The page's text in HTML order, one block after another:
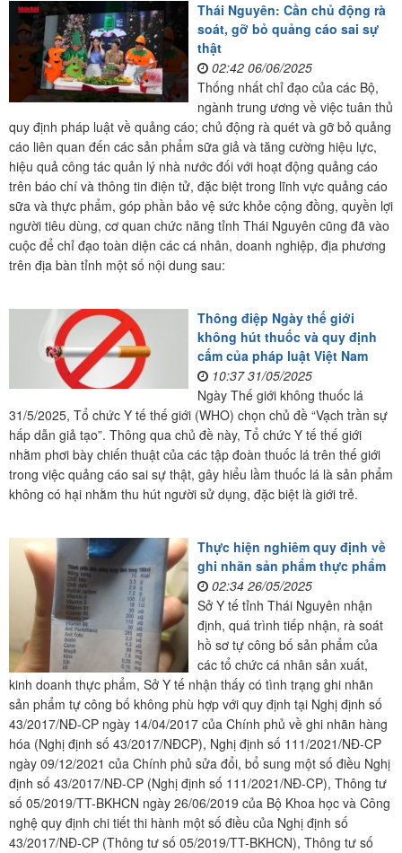
Thái Nguyên: Cần chủ động rà
soát, gỡ bỏ quảng cáo sai sự
thật
02:42 06/06/2025
Thống nhất chỉ đạo của các Bộ,
ngành trung ương về việc tuân thủ
quy định pháp luật về quảng cáo; chủ động rà quét và gỡ bỏ quảng
cáo liên quan đến các sản phẩm sữa giả và tăng cường hiệu lực,
hiệu quả công tác quản lý nhà nước đối với hoạt động quảng cáo
trên báo chí và thông tin điện tử, đặc biệt trong lĩnh vực quảng cáo
sữa và thực phẩm, góp phần bảo vệ sức khỏe cộng đồng, quyền lợi
người tiêu dùng, cơ quan chức năng tỉnh Thái Nguyên cũng đã vào
cuộc để chỉ đạo toàn diện các cá nhân, doanh nghiệp, địa phương
trên địa bàn tỉnh một số nội dung sau:
Thông điệp Ngày thế giới
không hút thuốc và quy định
cấm của pháp luật Việt Nam
10:37 31/05/2025
Ngày Thế giới không thuốc lá
31/5/2025, Tổ chức Y tế thế giới (WHO) chọn chủ đề “Vạch trần sự
hấp dẫn giả tạo”. Thông qua chủ đề này, Tổ chức Y tế thế giới
nhằm phơi bày chiến thuật của các tập đoàn thuốc lá trên thế giới
trong việc quảng cáo sai sự thật, gây hiểu lầm thuốc lá là sản phẩm
không có hại nhằm thu hút người sử dụng, đặc biệt là giới trẻ.
Thực hiện nghiêm quy định về
ghi nhãn sản phẩm thực phẩm
02:34 26/05/2025
Sở Y tế tỉnh Thái Nguyên nhận
định, quá trình tiếp nhận, rà soát
hồ sơ tự công bố sản phẩm của
các tổ chức cá nhân sản xuất,
kinh doanh thực phẩm, Sở Y tế nhận thấy có tình trạng ghi nhãn
sản phẩm tự công bố không phù hợp với quy định tại Nghị định số
43/2017/NĐ-CP ngày 14/04/2017 của Chính phủ về ghi nhãn hàng
hóa (Nghị định số 43/2017/NĐCP), Nghị định số 111/2021/NĐ-CP
ngày 09/12/2021 của Chính phủ sửa đổi, bổ sung một số điều Nghị
định số 43/2017/NĐ-CP (Nghị định số 111/2021/NĐ-CP), Thông tư
số 05/2019/TT-BKHCN ngày 26/06/2019 của Bộ Khoa học và Công
nghệ quy định chi tiết thi hành một số điều của Nghị định số
43/2017/NĐ-CP (Thông tư số 05/2019/TT-BKHCN), Thông tư số